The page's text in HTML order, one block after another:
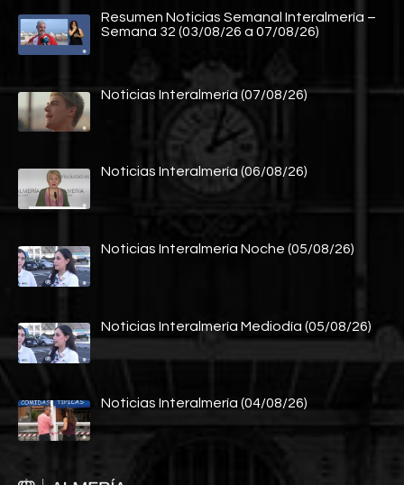
Resumen Noticias Semanal Interalmería –
Semana 32 (03/08/26 a 07/08/26)
Noticias Interalmería (07/08/26)
Noticias Interalmería (06/08/26)
Noticias Interalmería Noche (05/08/26)
Noticias Interalmería Mediodía (05/08/26)
Noticias Interalmería (04/08/26)